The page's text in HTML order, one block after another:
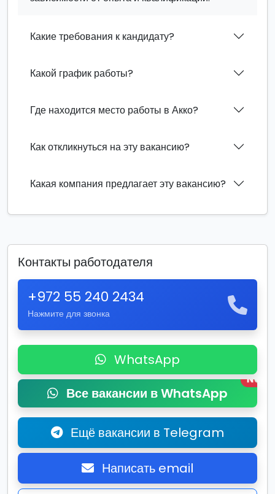
Какие требования к кандидату?
Какой график работы?
Где находится место работы в Акко?
Как откликнуться на эту вакансию?
Какая компания предлагает эту вакансию?
Контакты работодателя
+972 55 240 2434
Нажмите для звонка
WhatsApp
Все вакансии в WhatsApp
New
Ещё вакансии в Telegram
Написать email